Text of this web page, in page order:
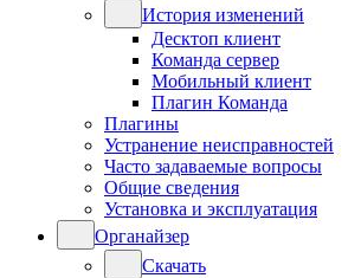
История изменений
Десктоп клиент
Команда сервер
Мобильный клиент
Плагин Команда
Плагины
Устранение неисправностей
Часто задаваемые вопросы
Общие сведения
Установка и эксплуатация
Органайзер
Скачать